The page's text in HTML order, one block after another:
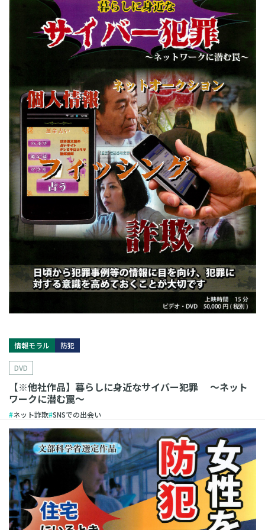
情報モラル 防犯
DVD
【※他社作品】暮らしに身近なサイバー犯罪 〜ネット
ワークに潜む罠〜
ネット詐欺 SNSでの出会い